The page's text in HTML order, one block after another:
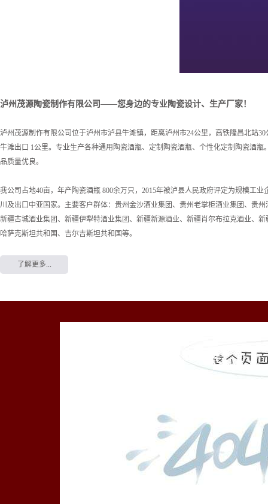
泸州茂源陶瓷制作有限公司——您身边的专业陶瓷设计、生产厂家！
泸州茂源制作有限公司位于泸州市泸县牛滩镇，距离泸州市24公里，高铁隆昌北站
牛滩出口 1公里。专业生产各种通用陶瓷酒瓶、定制陶瓷酒瓶、个性化定制陶瓷酒瓶
品质量优良。
我公司占地40亩，年产陶瓷酒瓶 800余万只，2015年被泸县人民政府评定为规模工
川及出口中亚国家。主要客户群体：贵州金沙酒业集团、贵州老掌柜酒业集团、贵
新疆古城酒业集团、新疆伊犁特酒业集团、新疆新源酒业、新疆肖尔布拉克酒业、
哈萨克斯坦共和国、吉尔吉斯坦共和国等。
了解更多...